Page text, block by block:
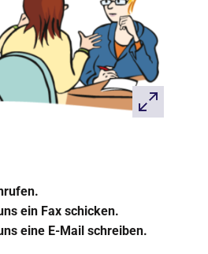
ein Fax schicken.
eine E-Mail schreiben.